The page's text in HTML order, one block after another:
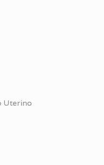
Uterino